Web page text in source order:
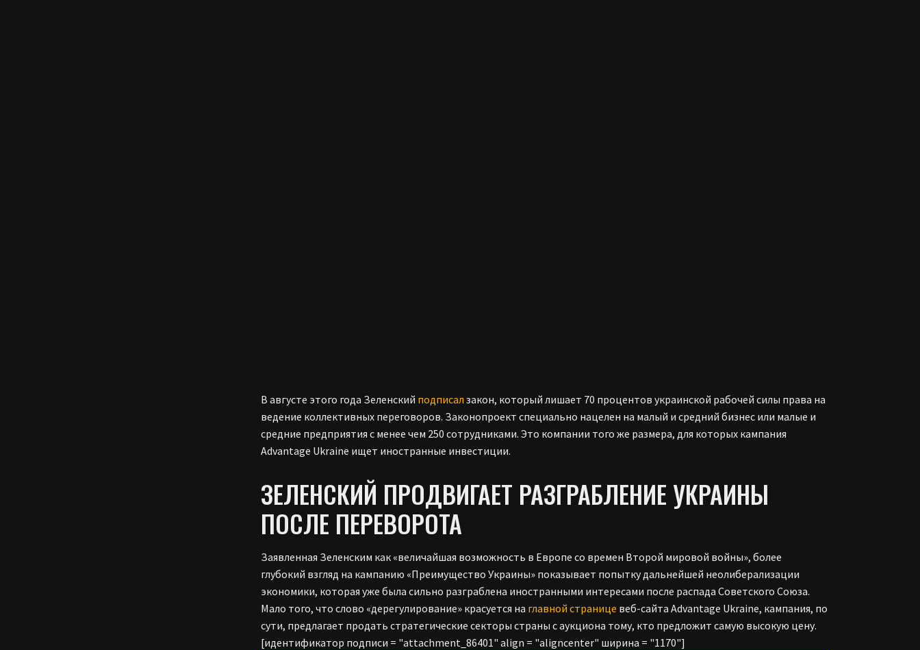
В августе этого года Зеленский подписал закон, который лишает 70 процентов украинской рабочей силы права на
ведение коллективных переговоров. Законопроект специально нацелен на малый и средний бизнес или малые и
средние предприятия с менее чем 250 сотрудниками. Это компании того же размера, для которых кампания
Advantage Ukraine ищет иностранные инвестиции.
ЗЕЛЕНСКИЙ ПРОДВИГАЕТ РАЗГРАБЛЕНИЕ УКРАИНЫ
ПОСЛЕ ПЕРЕВОРОТА
Заявленная Зеленским как «величайшая возможность в Европе со времен Второй мировой войны», более
глубокий взгляд на кампанию «Преимущество Украины» показывает попытку дальнейшей неолиберализации
экономики, которая уже была сильно разграблена иностранными интересами после распада Советского Союза.
Мало того, что слово «дерегулирование» красуется на главной странице веб-сайта Advantage Ukraine, кампания, по
сути, предлагает продать стратегические секторы страны с аукциона тому, кто предложит самую высокую цену.
[идентификатор подписи = "attachment_86401" align = "aligncenter" ширина = "1170"]